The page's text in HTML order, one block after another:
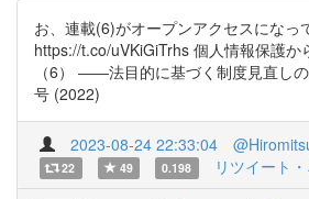
お、連載(6)がオープンアクセスになっ
https://t.co/uVKiGiTrhs 個人情報保護か
（6） ――法目的に基づく制度見直し
号 (2022)
2023-08-24 22:33:04
22 49 0.198 リツイート